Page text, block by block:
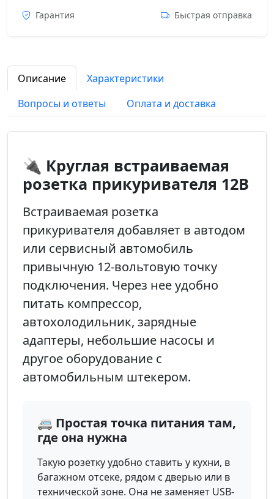
Гарантия Быстрая отправка
Описание
Характеристики
Вопросы и ответы
Оплата и доставка
🔌 Круглая встраиваемая
розетка прикуривателя 12В
Встраиваемая розетка
прикуривателя добавляет в автодом
или сервисный автомобиль
привычную 12-вольтовую точку
подключения. Через нее удобно
питать компрессор,
автохолодильник, зарядные
адаптеры, небольшие насосы и
другое оборудование с
автомобильным штекером.
🚐 Простая точка питания там,
где она нужна
Такую розетку удобно ставить у кухни, в
багажном отсеке, рядом с дверью или в
технической зоне. Она не заменяет USB-